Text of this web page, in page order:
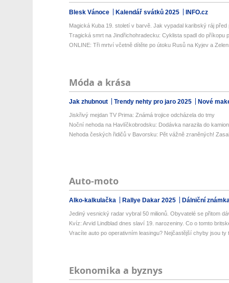
Blesk Vánoce Kalendář svátků 2025 INFO.cz
Magická Kuba 19. století v barvě. Jak vypadal karibský ráj před
Tragická smrt na Jindřichohradecku: Cyklista spadl do příkopu
ONLINE: Tři mrtví včetně dítěte po útoku Rusů na Kyjev a
Móda a krása
Jak zhubnout Trendy nehty pro jaro 2025 Nové
Jiskřivý mejdan TV Prima: Známá trojice odcházela do tmy
Noční nehoda na Havlíčkobrodsku: Dodávka narazila do
Nehoda českých řidičů v Bavorsku: Pět vážně zraněných!
Auto-moto
Alko-kalkulačka Rallye Dakar 2025 Dálniční
Jediný vesnický radar vybral 50 milionů. Obyvatelé se přitom
Kvíz: Arvid Lindblad dnes slaví 19. narozeniny. Co o tomto
Vracíte auto po operativním leasingu? Nejčastější chyby jsou ty
Ekonomika a byznys